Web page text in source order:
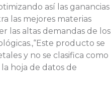
así las ganancias
las mejores materias
las altas demandas de los
producto se
y no se clasifica como
la hoja de datos de